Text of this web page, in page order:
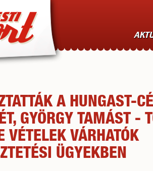
A HUNGAST-
GYÖRGY TAMÁST -
VÉTELEK VÁRHATÓK
ÜGYEKBEN